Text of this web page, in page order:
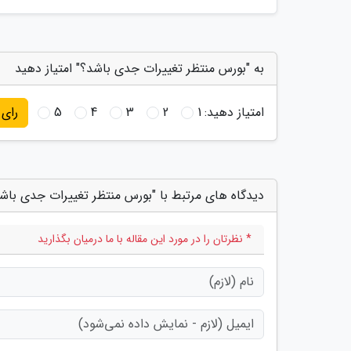
به "بورس منتظر تغییرات جدی باشد؟" امتیاز دهید
امتیاز دهید:1
2
3
4
5 رای
دیدگاه های مرتبط با "بورس منتظر تغییرات جدی
* نظرتان را در مورد این مقاله با ما درمیان بگذارید